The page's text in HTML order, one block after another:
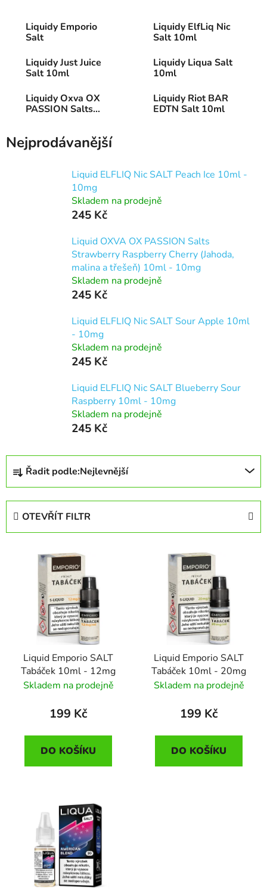
Liquidy Emporio
Salt
Liquidy ElfLiq Nic
Salt 10ml
Liquidy Just Juice
Salt 10ml
Liquidy Liqua Salt
10ml
Liquidy Oxva OX
PASSION Salts
Liquidy Riot BAR
EDTN Salt 10ml
Nejprodávanější
Liquid ELFLIQ Nic SALT Peach Ice 10ml -
10mg
Skladem na prodejně
245 Kč
Liquid OXVA OX PASSION Salts
Strawberry Raspberry Cherry (Jahoda,
malina a třešeň) 10ml - 10mg
Skladem na prodejně
245 Kč
Liquid ELFLIQ Nic SALT Sour Apple 10ml
- 10mg
Skladem na prodejně
245 Kč
Liquid ELFLIQ Nic SALT Blueberry Sour
Raspberry 10ml - 10mg
Skladem na prodejně
245 Kč
Ř
z
Řadit podle:Nejlevnější
OTEVŘÍT FILTR
Liquid Emporio SALT
Tabáček 10ml - 12mg
Skladem na prodejně
199 Kč
DO KOŠÍKU
Liquid Emporio SALT
Tabáček 10ml - 20mg
Skladem na prodejně
199 Kč
DO KOŠÍKU